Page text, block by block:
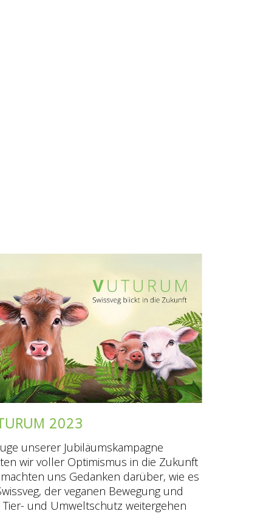
2023
unserer Jubiläumskampagne
wir voller Optimismus in die Zukunft
uns Gedanken darüber, wie es
der veganen Bewegung und
Tier- und Umweltschutz weitergehen